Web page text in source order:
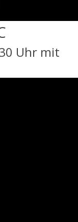
Uhr mit